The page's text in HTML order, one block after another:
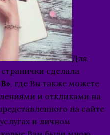
Для
сделала
, где Вы также можете
и откликами на
на сайте
и личном